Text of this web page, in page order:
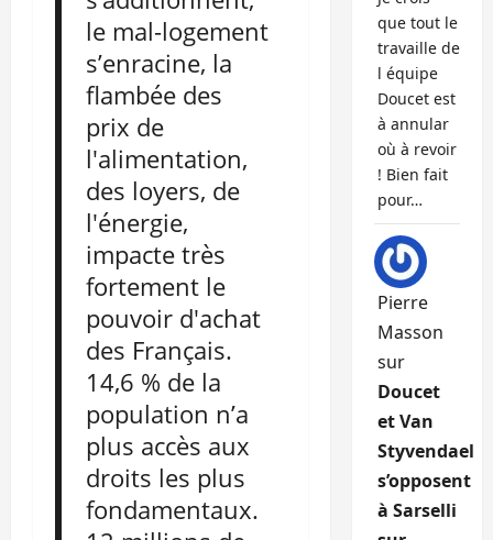
le mal-logement
s’enracine, la
flambée des
prix de
l'alimentation,
des loyers, de
l'énergie,
impacte très
fortement le
pouvoir d'achat
des Français.
14,6 % de la
population n’a
plus accès aux
droits les plus
fondamentaux.
que tout le
travaille de
l équipe
Doucet est
à annular
où à revoir
! Bien fait
pour…
Pierre
Masson
sur
Doucet
et Van
Styvendael
s’opposent
à Sarselli